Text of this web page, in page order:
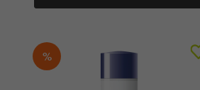
%